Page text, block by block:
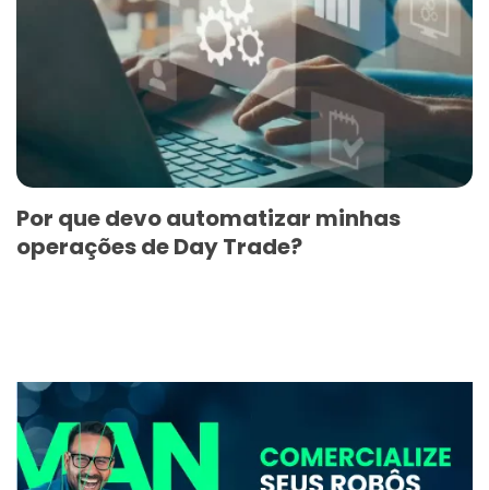
Por que devo automatizar minhas
operações de Day Trade?